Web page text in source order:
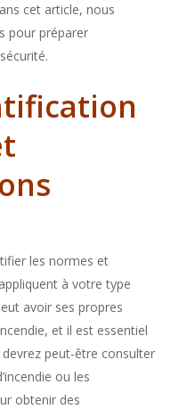
cet article, nous
pour préparer
les normes et
à votre type
avoir ses propres
et il est essentiel
peut-être consulter
ou les
obtenir des